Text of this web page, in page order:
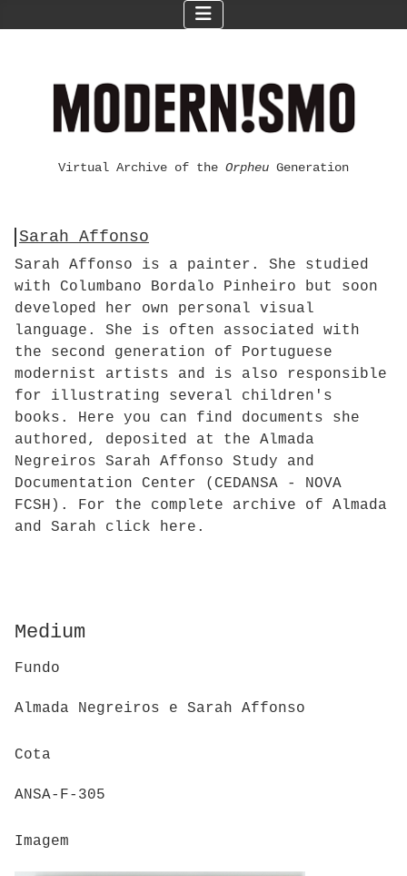
Virtual Archive of the Orpheu Generation
Sarah Affonso
Sarah Affonso is a painter. She studied
with Columbano Bordalo Pinheiro but soon
developed her own personal visual
language. She is often associated with
the second generation of Portuguese
modernist artists and is also responsible
for illustrating several children's
books. Here you can find documents she
authored, deposited at the Almada
Negreiros Sarah Affonso Study and
Documentation Center (CEDANSA - NOVA
FCSH). For the complete archive of Almada
and Sarah click here.
Medium
Fundo
Almada Negreiros e Sarah Affonso
Cota
ANSA-F-305
Imagem